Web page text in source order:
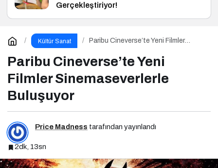
Gerçekleştiriyor!
Kültür Sanat
Paribu Cineverse’te Yeni Filmler
Paribu Cineverse’te Yeni
Filmler Sinemaseverlerle
Buluşuyor
Price Madness tarafından yayınlandı
2dk, 13sn